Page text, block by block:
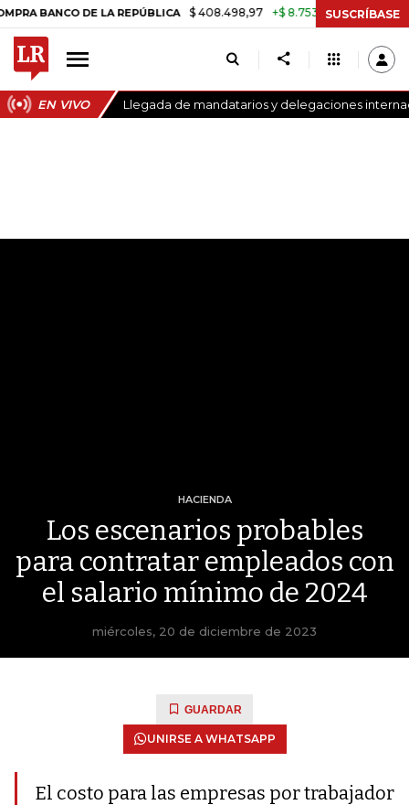
DE LA REPÚBLICA $ 408.498,97 +$ 8.753,81 +2,19% TASA DE
SUSCRÍBASE
EN VIVO Llegada de mandatarios y delegaciones
HACIENDA
Los escenarios probables
para contratar empleados con
el salario mínimo de 2024
miércoles, 20 de diciembre de 2023
GUARDAR
UNIRSE A WHATSAPP
El costo para las empresas por trabajador